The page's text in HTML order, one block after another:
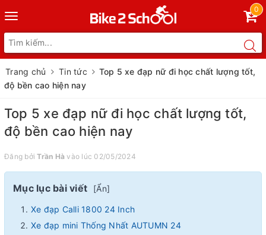
Toggle
navigation
0
Trang chủ Tin tức
Top 5 xe đạp nữ đi học chất lượng tốt,
độ bền cao hiện nay
Top 5 xe đạp nữ đi học chất lượng tốt,
độ bền cao hiện nay
Đăng bởiTrần Hà vào lúc 02/05/2024
Mục lục bài viết [Ẩn]
Xe đạp Calli 1800 24 Inch
Xe đạp mini Thống Nhất AUTUMN 24